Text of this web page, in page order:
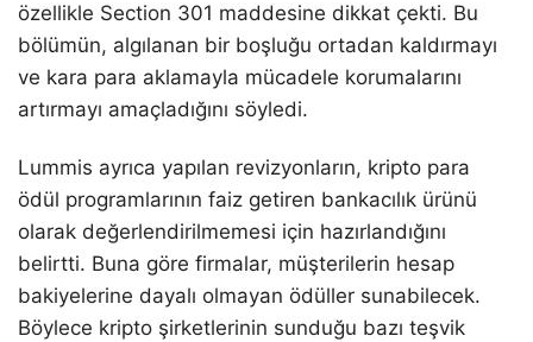
özellikle Section 301 maddesine dikkat çekti. Bu
bölümün, algılanan bir boşluğu ortadan kaldırmayı
ve kara para aklamayla mücadele korumalarını
artırmayı amaçladığını söyledi.
Lummis ayrıca yapılan revizyonların, kripto para
ödül programlarının faiz getiren bankacılık ürünü
olarak değerlendirilmemesi için hazırlandığını
belirtti. Buna göre firmalar, müşterilerin hesap
bakiyelerine dayalı olmayan ödüller sunabilecek.
Böylece kripto şirketlerinin sunduğu bazı teşvik